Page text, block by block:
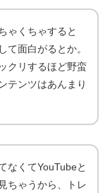
ゃくちゃすると
て面白がるとか。
クリするほど野蛮
テンツはあんまり
なくてYouTubeと
ちゃうから、トレ